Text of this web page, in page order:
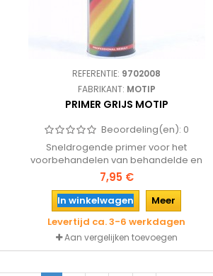
REFERENTIE: 9702008
FABRIKANT: MOTIP
PRIMER GRIJS MOTIP
Beoordeling(en): 0
Sneldrogende primer voor het
voorbehandelen van behandelde en
onbehandelde ondergronden. Goed
schuurbaar zowel droog als nat (vanaf
korrel 400) en overspuitbaar met alle
verfsystemen.
7,95 €
In winkelwagen
Meer
Levertijd ca. 3-6 werkdagen
Aan vergelijken toevoegen